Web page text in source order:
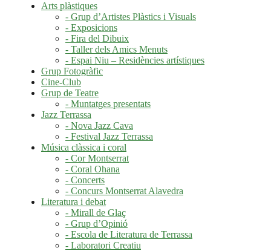
Arts plàstiques
- Grup d’Artistes Plàstics i Visuals
- Exposicions
- Fira del Dibuix
- Taller dels Amics Menuts
- Espai Niu – Residències artístiques
Grup Fotogràfic
Cine-Club
Grup de Teatre
- Muntatges presentats
Jazz Terrassa
- Nova Jazz Cava
- Festival Jazz Terrassa
Música clàssica i coral
- Cor Montserrat
- Coral Ohana
- Concerts
- Concurs Montserrat Alavedra
Literatura i debat
- Mirall de Glaç
- Grup d’Opinió
- Escola de Literatura de Terrassa
- Laboratori Creatiu